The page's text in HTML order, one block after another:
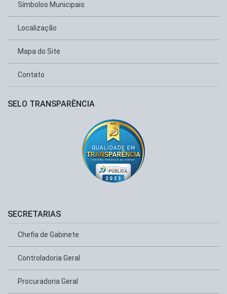
Símbolos Municipais
Localização
Mapa do Site
Contato
SELO TRANSPARÊNCIA
SECRETARIAS
Chefia de Gabinete
Controladoria Geral
Procuradoria Geral